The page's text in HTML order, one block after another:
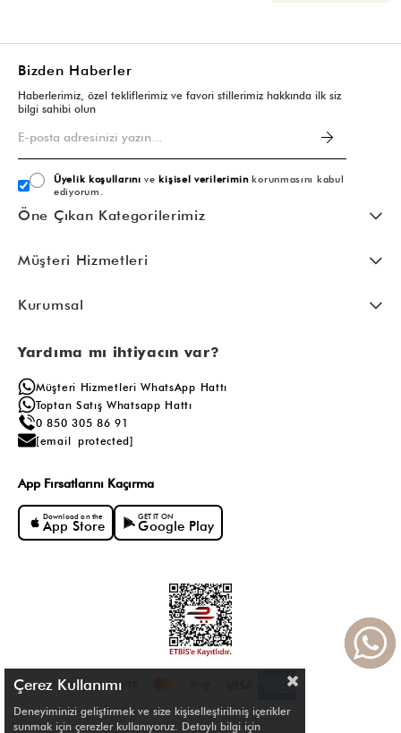
Bizden Haberler
Haberlerimiz, özel tekliflerimiz ve favori stillerimiz hakkında ilk siz
bilgi sahibi olun
Üyelik koşullarını vekişisel verileriminkorunmasını kabul
ediyorum.
Öne Çıkan Kategorilerimiz
Müşteri Hizmetleri
Kurumsal
Yardıma mı ihtiyacın var?
Müşteri Hizmetleri WhatsApp Hattı
Toptan Satış Whatsapp Hattı
0 850 305 86 91
[email protected]
App Fırsatlarını Kaçırma
Download on the
App Store
GET IT ON
Google Play
Çerez Kullanımı
Deneyiminizi geliştirmek ve size kişiselleştirilmiş içerikler
sunmak için çerezler kullanıyoruz. Detaylı bilgi için